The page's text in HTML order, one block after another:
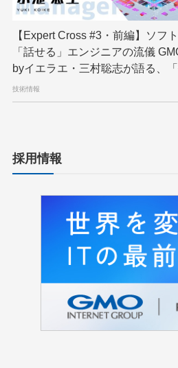
【Expert Cross #3・前編】ソフ
「話せる」エンジニアの流儀
byイエラエ・三村聡志が語る、
くする」エキスパートの在り方
技術情報
採用情報